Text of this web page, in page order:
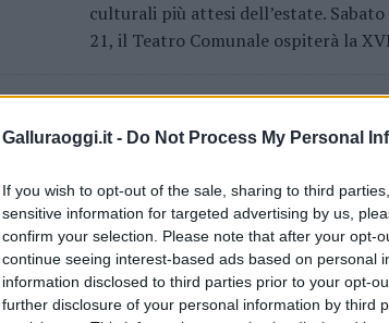
Galluraoggi.it - Do Not Process My Personal
If you wish to opt-out of the sale, sharing to third
sensitive information for targeted advertising by us,
confirm your selection. Please note that after your opt-
continue seeing interest-based ads based on personal
information disclosed to third parties prior to your opt-
further disclosure of your personal information by third
culturali più attesi dell’estate.
21, il Teatro Comunale ospiterà la
Badesi, “Libri al Tramonto”
Lanza
Prosegue a Badesi la rassegna “Libri
2026”, il ciclo di incontri dedicato
cultura e al dialogo con gli autori,
quest’estate porta nel territorio…